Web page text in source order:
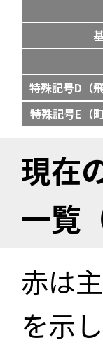
特殊記号D（
特殊記号E（
現在
一覧
赤は
を示